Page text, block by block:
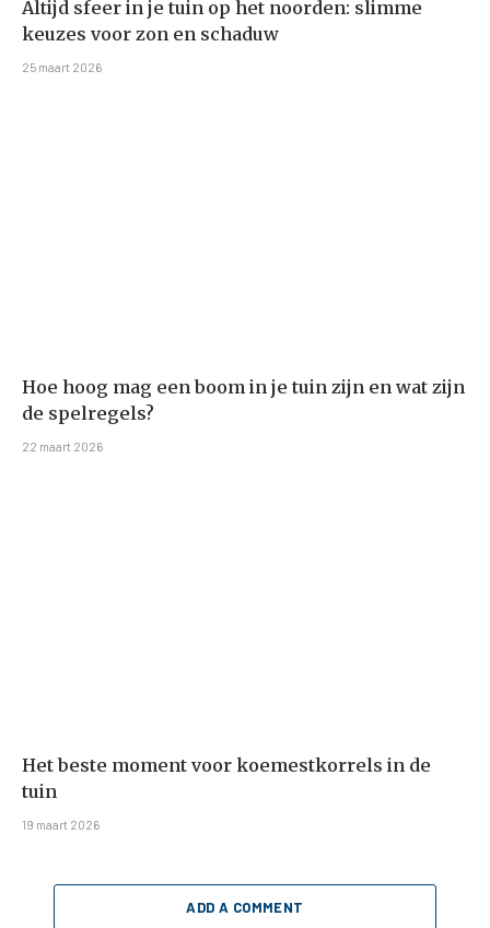
Altijd sfeer in je tuin op het noorden: slimme
keuzes voor zon en schaduw
25 maart 2026
Hoe hoog mag een boom in je tuin zijn en wat zijn
de spelregels?
22 maart 2026
Het beste moment voor koemestkorrels in de
tuin
19 maart 2026
ADD A COMMENT